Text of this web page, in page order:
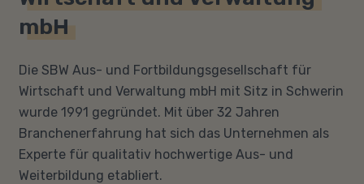
mbH
Die SBW Aus- und Fortbildungsgesellschaft für
Wirtschaft und Verwaltung mbH mit Sitz in Schwerin
wurde 1991 gegründet. Mit über 32 Jahren
Branchenerfahrung hat sich das Unternehmen als
Experte für qualitativ hochwertige Aus- und
Weiterbildung etabliert.